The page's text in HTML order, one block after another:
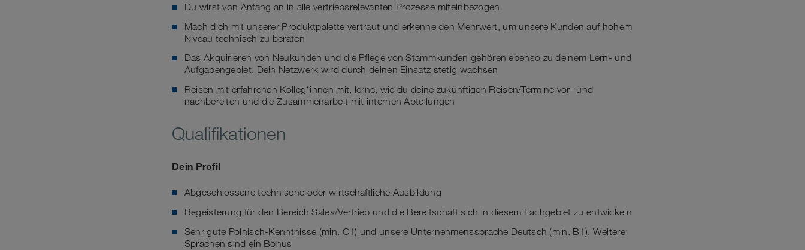
Du wirst von Anfang an in alle vertriebsrelevanten Prozesse miteinbezogen
Mach dich mit unserer Produktpalette vertraut und erkenne den Mehrwert, um unsere Kunden auf hohem
Niveau technisch zu beraten
Das Akquirieren von Neukunden und die Pflege von Stammkunden gehören ebenso zu deinem Lern- und
Aufgabengebiet. Dein Netzwerk wird durch deinen Einsatz stetig wachsen
Reisen mit erfahrenen Kolleg*innen mit, lerne, wie du deine zukünftigen Reisen/Termine vor- und
nachbereiten und die Zusammenarbeit mit internen Abteilungen
Qualifikationen
Dein Profil
Abgeschlossene technische oder wirtschaftliche Ausbildung
Begeisterung für den Bereich Sales/Vertrieb und die Bereitschaft sich in diesem Fachgebiet zu entwickeln
Sehr gute Polnisch-Kenntnisse (min. C1) und unsere Unternehmenssprache Deutsch (min. B1). Weitere
Sprachen sind ein Bonus